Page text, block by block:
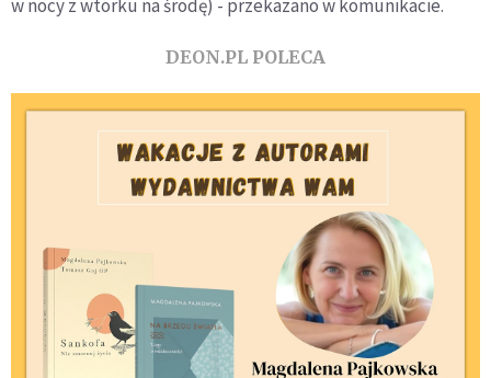
w nocy z wtorku na środę) - przekazano w komunikacie.
DEON.PL POLECA